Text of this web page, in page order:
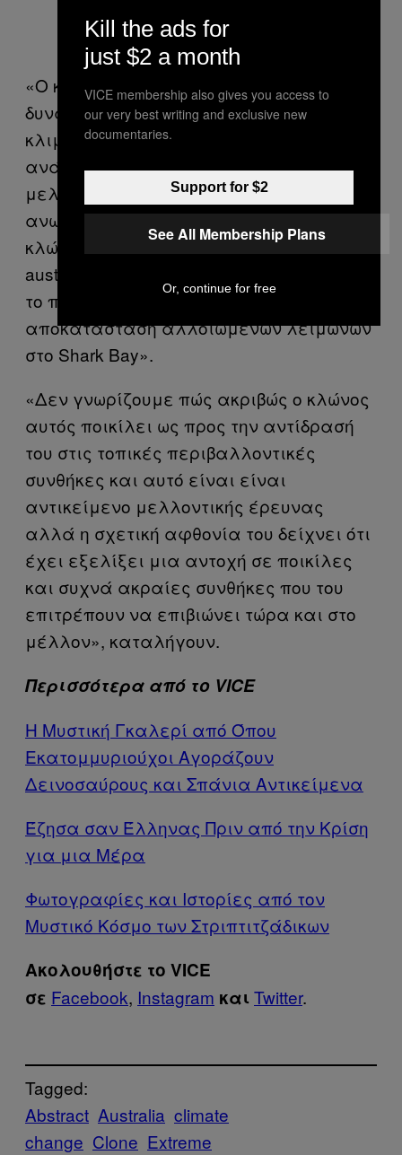
«Ο κλώνος P. australis έδειξε τη
δυνατότητα να ανακάμπτει από ακραίο
κλιματικό συμβάν μέσω της φυτικής
ανάπτυξης», λένε οι ερευνητές στη
μελέτη. «Η κατά τα φαινόμενα
ανωτερότητα αυτού του πολυπλοειδή
κλώνου σε σχέση με του διπλοειδή P.
australis δείχνει ότι το φυτικό υλικό από
το πολυπλοειδές είναι καλύτερο για την
αποκατάσταση αλλοιωμένων λειμώνων
στο Shark Bay».
«Δεν γνωρίζουμε πώς ακριβώς ο κλώνος
αυτός ποικίλει ως προς την αντίδρασή
του στις τοπικές περιβαλλοντικές
συνθήκες και αυτό είναι είναι
αντικείμενο μελλοντικής έρευνας
αλλά η σχετική αφθονία του δείχνει ότι
έχει εξελίξει μια αντοχή σε ποικίλες
και συχνά ακραίες συνθήκες που του
επιτρέπουν να επιβιώνει τώρα και στο
μέλλον», καταλήγουν.
Περισσότερα από το VICE
Η Μυστική Γκαλερί από Όπου
Εκατομμυριούχοι Αγοράζουν
Δεινοσαύρους και Σπάνια Αντικείμενα
Έζησα σαν Έλληνας Πριν από την Κρίση
για μια Mέρα
Φωτογραφίες και Ιστορίες από τον
Μυστικό Κόσμο των Στριπτιτζάδικων
Ακολουθήστε το VICE
σε Facebook, Instagram και Twitter.
Tagged:
Abstract Australia climate
change Clone Extreme
Kill the ads for
just $2 a month
VICE membership also gives you access to
our very best writing and exclusive new
documentaries.
Support for $2
See All Membership Plans
Or, continue for free